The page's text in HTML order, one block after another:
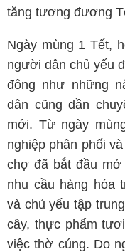
tăng tương đương
Ngày mùng 1 Tết,
người dân chủ yếu
đông như những
dân cũng dần
mới. Từ ngày
nghiệp phân phối
chợ đã bắt đầu
nhu cầu hàng hóa
và chủ yếu tập
cây, thực phẩm
việc thờ cúng. Do